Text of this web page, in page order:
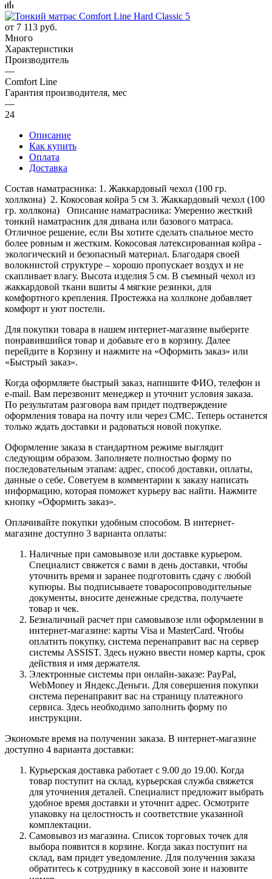
от 7 113 руб.
Много
Характеристики
Производитель
—
Comfort Line
Гарантия производителя, мес
—
24
Описание
Как купить
Оплата
Доставка
Состав наматрасника: 1. Жаккардовый чехол (100 гр.
холлкона) 2. Кокосовая койра 5 см 3. Жаккардовый чехол (100
гр. холлкона) Описание наматрасника: Умеренно жесткий
тонкий наматрасник для дивана или базового матраса.
Отличное решение, если Вы хотите сделать спальное место
более ровным и жестким. Кокосовая латексированная койра -
экологический и безопасный материал. Благодаря своей
волокнистой структуре – хорошо пропускает воздух и не
скапливает влагу. Высота изделия 5 см. В съемный чехол из
жаккардовой ткани вшиты 4 мягкие резинки, для
комфортного крепления. Простежка на холлконе добавляет
комфорт и уют постели.
Для покупки товара в нашем интернет-магазине выберите
понравившийся товар и добавьте его в корзину. Далее
перейдите в Корзину и нажмите на «Оформить заказ» или
«Быстрый заказ».
Когда оформляете быстрый заказ, напишите ФИО, телефон и
e-mail. Вам перезвонит менеджер и уточнит условия заказа.
По результатам разговора вам придет подтверждение
оформления товара на почту или через СМС. Теперь останется
только ждать доставки и радоваться новой покупке.
Оформление заказа в стандартном режиме выглядит
следующим образом. Заполняете полностью форму по
последовательным этапам: адрес, способ доставки, оплаты,
данные о себе. Советуем в комментарии к заказу написать
информацию, которая поможет курьеру вас найти. Нажмите
кнопку «Оформить заказ».
Оплачивайте покупки удобным способом. В интернет-
магазине доступно 3 варианта оплаты:
Наличные при самовывозе или доставке курьером.
Специалист свяжется с вами в день доставки, чтобы
уточнить время и заранее подготовить сдачу с любой
купюры. Вы подписываете товаросопроводительные
документы, вносите денежные средства, получаете
товар и чек.
Безналичный расчет при самовывозе или оформлении в
интернет-магазине: карты Visa и MasterCard. Чтобы
оплатить покупку, система перенаправит вас на сервер
системы ASSIST. Здесь нужно ввести номер карты, срок
действия и имя держателя.
Электронные системы при онлайн-заказе: PayPal,
WebMoney и Яндекс.Деньги. Для совершения покупки
система перенаправит вас на страницу платежного
сервиса. Здесь необходимо заполнить форму по
инструкции.
Экономьте время на получении заказа. В интернет-магазине
доступно 4 варианта доставки:
Курьерская доставка работает с 9.00 до 19.00. Когда
товар поступит на склад, курьерская служба свяжется
для уточнения деталей. Специалист предложит выбрать
удобное время доставки и уточнит адрес. Осмотрите
упаковку на целостность и соответствие указанной
комплектации.
Самовывоз из магазина. Список торговых точек для
выбора появится в корзине. Когда заказ поступит на
склад, вам придет уведомление. Для получения заказа
обратитесь к сотруднику в кассовой зоне и назовите